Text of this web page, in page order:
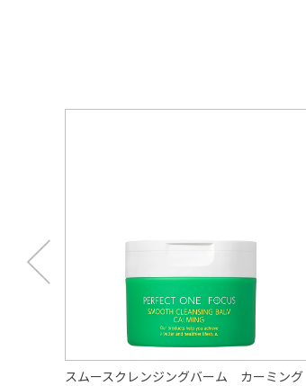
スムースクレンジングバーム カーミング